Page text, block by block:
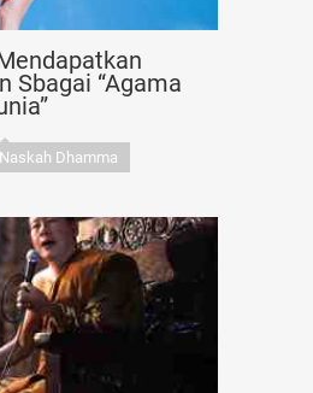
Sbagai “Agama
Naskah Dhamma